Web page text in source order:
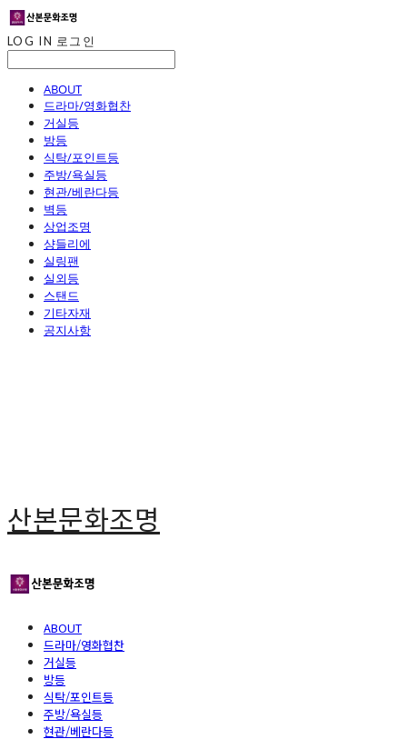
LOG IN 로그인
ABOUT
드라마/영화협찬
거실등
방등
식탁/포인트등
주방/욕실등
현관/베란다등
벽등
상업조명
샹들리에
실링팬
실외등
스탠드
기타자재
공지사항
산본문화조명
ABOUT
드라마/영화협찬
거실등
방등
식탁/포인트등
주방/욕실등
현관/베란다등